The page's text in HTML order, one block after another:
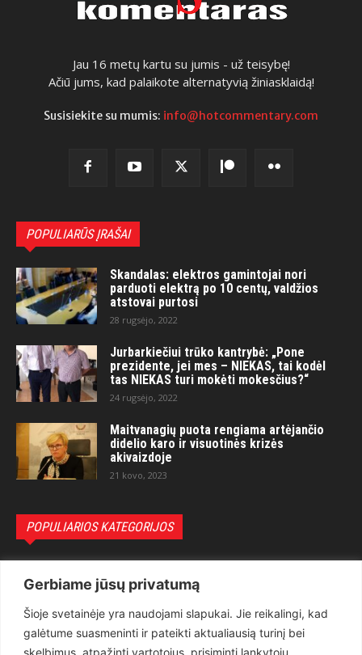
Gerbiame jūsų privatumą
Šioje svetainėje yra naudojami slapukai. Jie reikalingi, kad
galėtume suasmeninti ir pateikti aktualiausią turinį bei
skelbimus, atpažinti vartotojus, prisiminti lankytojų
Jau 16 metų kartu su jumis - už teisybę!
Ačiū jums, kad palaikote alternatyvią žiniasklaidą!
Susisiekite su mumis: info@hotcommentary.com
POPULIARŪS ĮRAŠAI
Skandalas: elektros gamintojai nori
parduoti elektrą po 10 centų, valdžios
atstovai purtosi
28 rugsėjo, 2022
Jurbarkiečiui trūko kantrybė: „Pone
prezidente, jei mes – NIEKAS, tai kodėl
tas NIEKAS turi mokėti mokesčius?“
24 rugsėjo, 2022
Maitvanagių puota rengiama artėjančio
didelio karo ir visuotinės krizės
akivaizdoje
21 kovo, 2023
POPULIARIOS KATEGORIJOS
Teisėsauga
1497
Aktualu